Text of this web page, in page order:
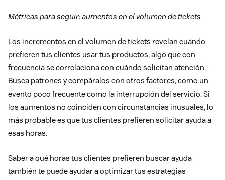
Métricas para seguir: aumentos en el volumen de tickets
Los incrementos en el volumen de tickets revelan cuándo
prefieren tus clientes usar tus productos, algo que con
frecuencia se correlaciona con cuándo solicitan atención.
Busca patrones y compáralos con otros factores, como un
evento poco frecuente como la interrupción del servicio. Si
los aumentos no coinciden con circunstancias inusuales, lo
más probable es que tus clientes prefieren solicitar ayuda a
esas horas.
Saber a qué horas tus clientes prefieren buscar ayuda
también te puede ayudar a optimizar tus estrategias